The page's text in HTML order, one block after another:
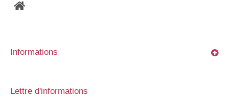
Informations
Lettre d'informations